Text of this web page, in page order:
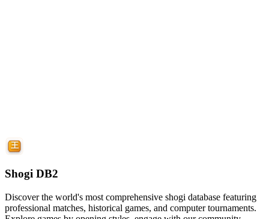
Shogi DB2
Discover the world's most comprehensive shogi database featuring
professional matches, historical games, and computer tournaments.